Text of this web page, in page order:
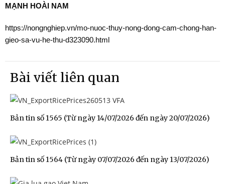
MẠNH HOÀI NAM
https://nongnghiep.vn/mo-nuoc-thuy-nong-dong-cam-chong-han-
gieo-sa-vu-he-thu-d323090.html
Bài viết liên quan
Bản tin số 1565 (Từ ngày 14/07/2026 đến ngày 20/07/2026)
Bản tin số 1564 (Từ ngày 07/07/2026 đến ngày 13/07/2026)